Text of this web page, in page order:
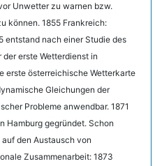
Unwetter zu warnen bzw.
können. 1855 Frankreich:
entstand nach einer Studie des
erste Wetterdienst in
erste österreichische Wetterkarte
Gleichungen der
Probleme anwendbar. 1871
Hamburg gegründet. Schon
den Austausch von
Zusammenarbeit: 1873